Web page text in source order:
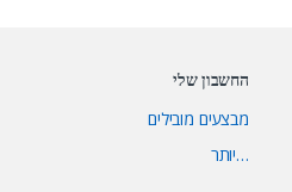
החשבון שלי
מבצעים מובילים
…יותר